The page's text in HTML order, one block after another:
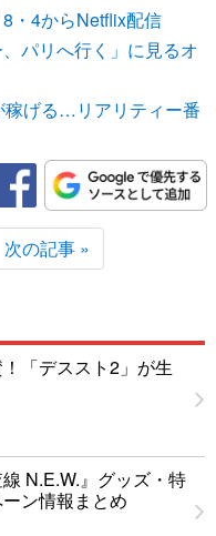
・4からNetflix配信
パリへ行く」に見るオ
稼げる…リアリティー番
次の記事 »
「デススト2」が生
線 N.E.W.』グッズ・特
ン情報まとめ